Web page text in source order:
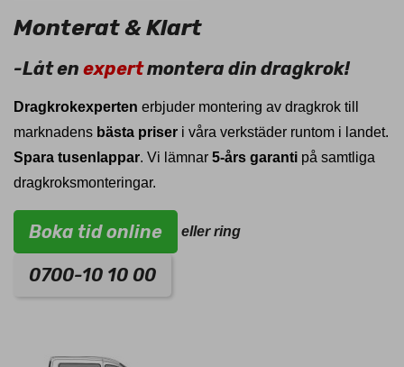
Monterat & Klart
-Låt en expertmontera din dragkrok!
Dragkrokexperten erbjuder montering av dragkrok till
marknadens bästa priser i våra verkstäder runtom i landet.
Spara tusenlappar. Vi lämnar 5-års garanti på samtliga
dragkroksmonteringar.
Boka tid online eller ring
0700-10 10 00